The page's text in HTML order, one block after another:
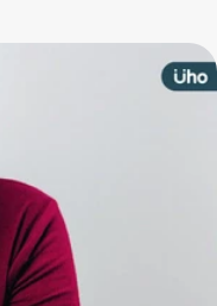
是主因，據統計，目前成
中高達半數為65歲以上老